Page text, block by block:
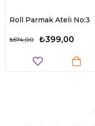
No:3 Roll
₺577,00